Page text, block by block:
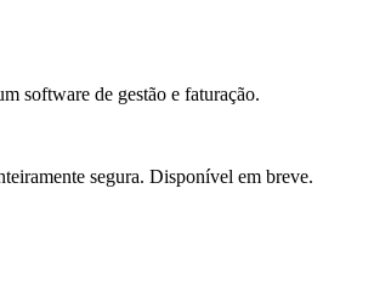
software de gestão e faturação.
segura. Disponível em breve.